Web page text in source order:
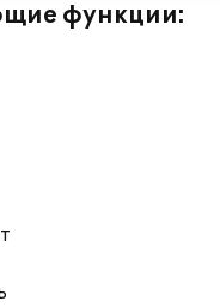
функции: